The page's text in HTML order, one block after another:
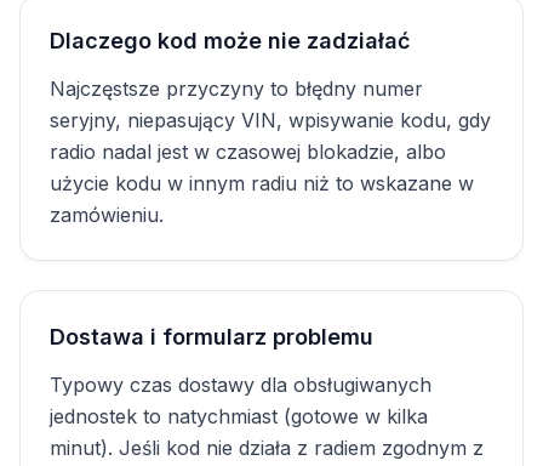
Dlaczego kod może nie zadziałać
Najczęstsze przyczyny to błędny numer
seryjny, niepasujący VIN, wpisywanie kodu, gdy
radio nadal jest w czasowej blokadzie, albo
użycie kodu w innym radiu niż to wskazane w
zamówieniu.
Dostawa i formularz problemu
Typowy czas dostawy dla obsługiwanych
jednostek to natychmiast (gotowe w kilka
minut). Jeśli kod nie działa z radiem zgodnym z